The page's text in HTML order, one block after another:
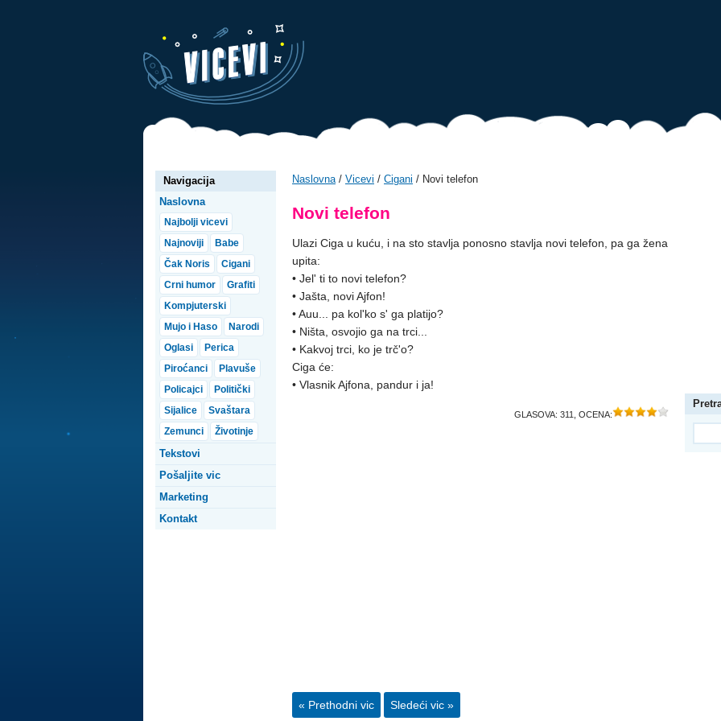
Naslovna/ Vicevi / Cigani / Novi telefon
Novi telefon
Ulazi Ciga u kuću, i na sto stavlja ponosno stavlja novi telefon, pa ga žena
upita:
• Jel' ti to novi telefon?
• Jašta, novi Ajfon!
• Auu... pa kol'ko s' ga platijo?
• Ništa, osvojio ga na trci...
• Kakvoj trci, ko je trč'o?
Ciga će:
• Vlasnik Ajfona, pandur i ja!
GLASOVA: 311 , OCENA:
« Prethodni vic Sledeći vic »
Navigacija
Naslovna
Najbolji vicevi
Najnoviji
Babe
Čak Noris
Cigani
Crni humor
Grafiti
Kompjuterski
Mujo i Haso
Narodi
Oglasi
Perica
Piroćanci
Plavuše
Policajci
Politički
Sijalice
Svaštara
Zemunci
Životinje
Tekstovi
Pošaljite vic
Marketing
Kontakt